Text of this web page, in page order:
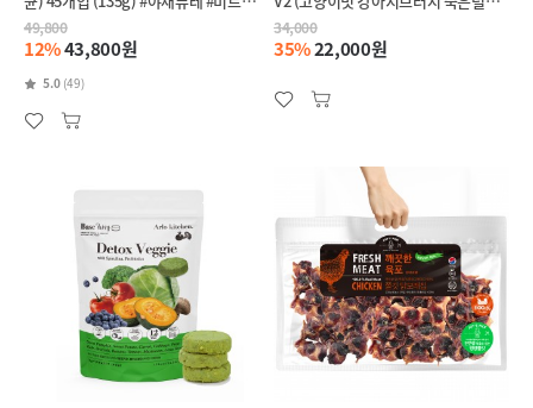
리 #췌장염
49,800
12%43,800원
5.0 (49)
거)
34,000
35%22,000원